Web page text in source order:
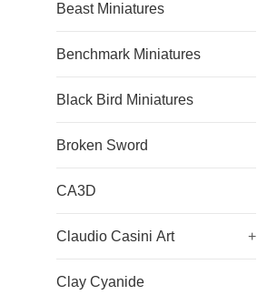
Beast Miniatures
Benchmark Miniatures
Black Bird Miniatures
Broken Sword
CA3D
Claudio Casini Art +
Clay Cyanide